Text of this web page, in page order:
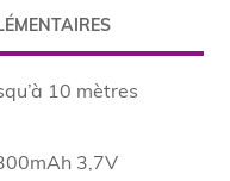
10 mètres
3,7V